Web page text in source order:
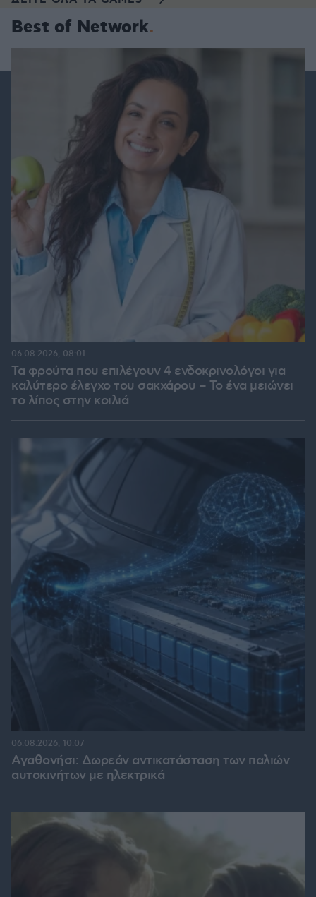
Best of Network
Τα φρούτα που επιλέγουν 4 ενδοκρινολόγοι για
καλύτερο έλεγχο του σακχάρου – Το ένα μειώνει
το λίπος στην κοιλιά
06.08.2026, 08:01
Αγαθονήσι: Δωρεάν αντικατάσταση των παλιών
αυτοκινήτων με ηλεκτρικά
06.08.2026, 10:07